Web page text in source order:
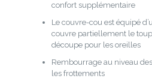
confort supplémentaire
Le couvre-cou est équipé
couvre partiellement le
découpe pour les oreilles
Rembourrage au niveau
les frottements